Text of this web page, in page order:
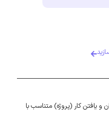
یافتن کار (پروژه) متناسب با